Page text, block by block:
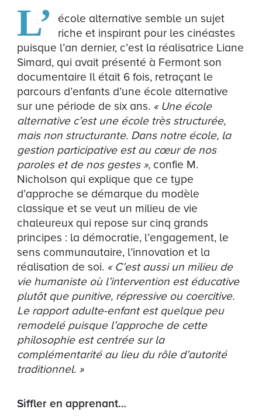
L’
école alternative semble un sujet
riche et inspirant pour les cinéastes
puisque l’an dernier, c’est la réalisatrice Liane
Simard, qui avait présenté à Fermont son
documentaire Il était 6 fois, retraçant le
parcours d’enfants d’une école alternative
sur une période de six ans. « Une école
alternative c’est une école très structurée,
mais non structurante. Dans notre école, la
gestion participative est au cœur de nos
paroles et de nos gestes », confie M.
Nicholson qui explique que ce type
d’approche se démarque du modèle
classique et se veut un milieu de vie
chaleureux qui repose sur cinq grands
principes : la démocratie, l’engagement, le
sens communautaire, l’innovation et la
réalisation de soi. « C’est aussi un milieu de
vie humaniste où l’intervention est éducative
plutôt que punitive, répressive ou coercitive.
Le rapport adulte-enfant est quelque peu
remodelé puisque l’approche de cette
philosophie est centrée sur la
complémentarité au lieu du rôle d’autorité
traditionnel. »
Siffler en apprenant…